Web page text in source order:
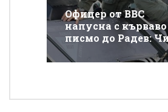
Офицер от ВВС
напусна с кърваво
писмо до Радев:
Румене, защо
от бедните да